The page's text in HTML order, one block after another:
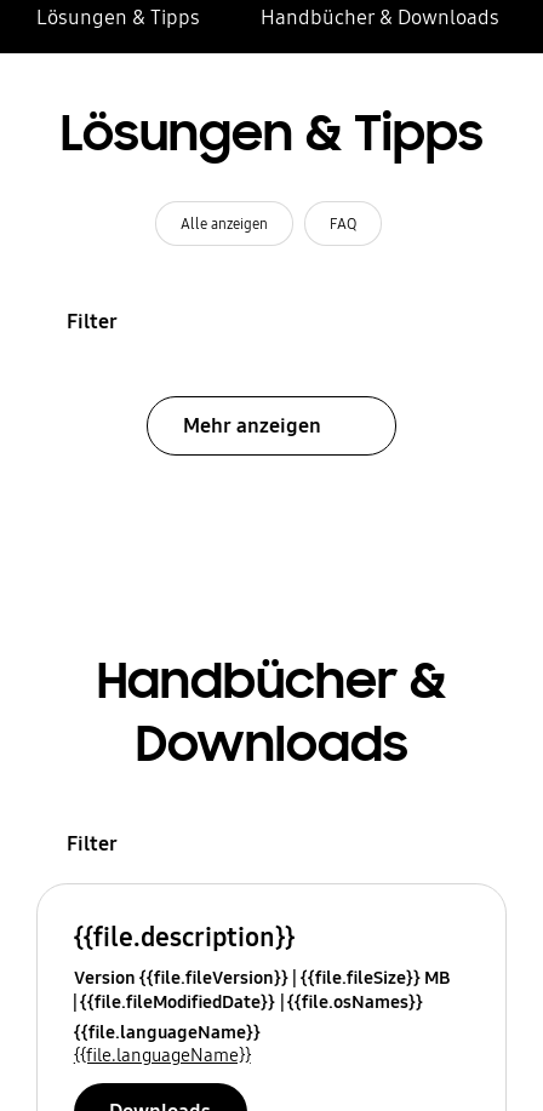
Lösungen & Tipps Handbücher & Downloads
Lösungen & Tipps
Alle anzeigen FAQ
Filter
Mehr anzeigen
Handbücher &
Downloads
Filter
{{file.description}}
Version {{file.fileVersion}} {{file.fileSize}} MB
{{file.fileModifiedDate}} {{file.osNames}}
{{file.languageName}}
{{file.languageName}}